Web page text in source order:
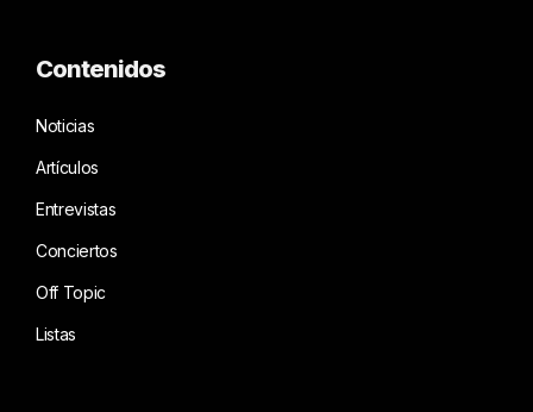
Contenidos
Noticias
Artículos
Entrevistas
Conciertos
Off Topic
Listas